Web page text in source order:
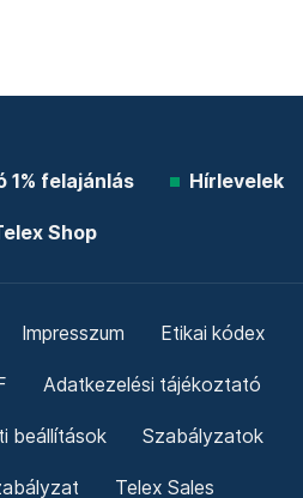
1% felajánlás Hírlevelek
Shop
Impresszum Etikai kódex
Adatkezelési tájékoztató
beállítások Szabályzatok
Telex Sales